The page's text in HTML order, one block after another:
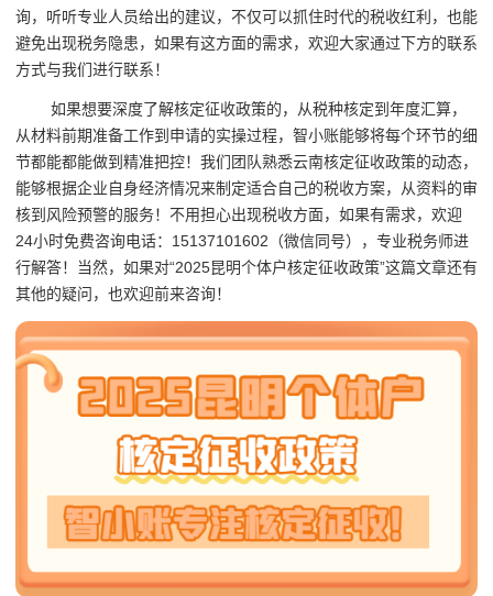
询，听听专业人员给出的建议，不仅可以抓住时代的税收红利，也能
避免出现税务隐患，如果有这方面的需求，欢迎大家通过下方的联系
方式与我们进行联系！
如果想要深度了解核定征收政策的，从税种核定到年度汇算，
从材料前期准备工作到申请的实操过程，智小账能够将每个环节的细
节都能都能做到精准把控！我们团队熟悉云南核定征收政策的动态，
能够根据企业自身经济情况来制定适合自己的税收方案，从资料的审
核到风险预警的服务！不用担心出现税收方面，如果有需求，欢迎
24小时免费咨询电话：15137101602（微信同号），专业税务师进
行解答！当然，如果对“2025昆明个体户核定征收政策”这篇文章还有
其他的疑问，也欢迎前来咨询！